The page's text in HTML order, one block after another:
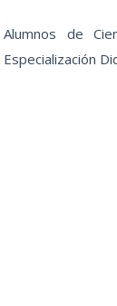
Alumnos de
Especialización